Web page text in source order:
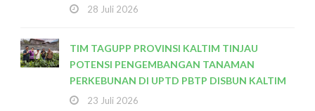
28 Juli 2026
TIM TAGUPP PROVINSI KALTIM TINJAU
POTENSI PENGEMBANGAN TANAMAN
PERKEBUNAN DI UPTD PBTP DISBUN KALTIM
23 Juli 2026